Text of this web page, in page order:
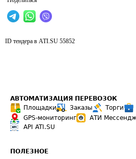
ID тендера в ATI.SU 55852
АВТОМАТИЗАЦИЯ ПЕРЕВОЗОК
Площадки
Заказы Торги
GPS-мониторинг
АТИ
API ATI.SU
ПОЛЕЗНОЕ